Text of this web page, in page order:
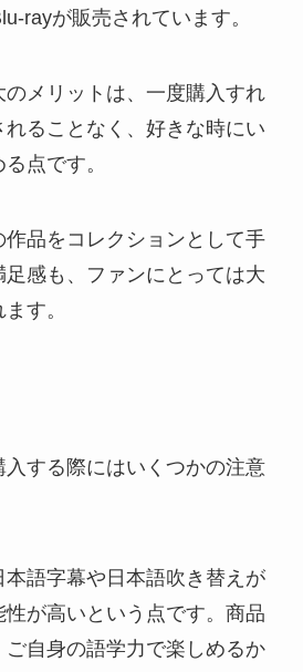
rayが販売されています。
メリットは、一度購入すれ
ることなく、好きな時にい
点です。
作品をコレクションとして手
感も、ファンにとっては大
す。
入する際にはいくつかの注意
語字幕や日本語吹き替えが
が高いという点です。商品
自身の語学力で楽しめるか